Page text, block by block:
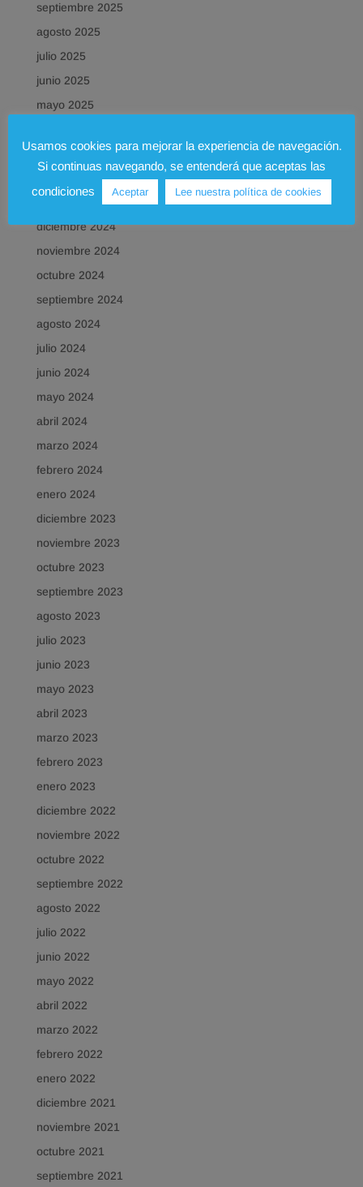
septiembre 2025
agosto 2025
julio 2025
junio 2025
mayo 2025
marzo 2025
febrero 2025
diciembre 2024
noviembre 2024
octubre 2024
septiembre 2024
agosto 2024
julio 2024
junio 2024
mayo 2024
abril 2024
marzo 2024
febrero 2024
enero 2024
diciembre 2023
noviembre 2023
octubre 2023
septiembre 2023
agosto 2023
julio 2023
junio 2023
mayo 2023
abril 2023
marzo 2023
febrero 2023
enero 2023
diciembre 2022
noviembre 2022
octubre 2022
septiembre 2022
agosto 2022
julio 2022
junio 2022
mayo 2022
abril 2022
marzo 2022
febrero 2022
enero 2022
diciembre 2021
noviembre 2021
octubre 2021
septiembre 2021
Usamos cookies para mejorar la experiencia de navegación.
Si continuas navegando, se entenderá que aceptas las
condiciones
Aceptar Lee nuestra política de cookies